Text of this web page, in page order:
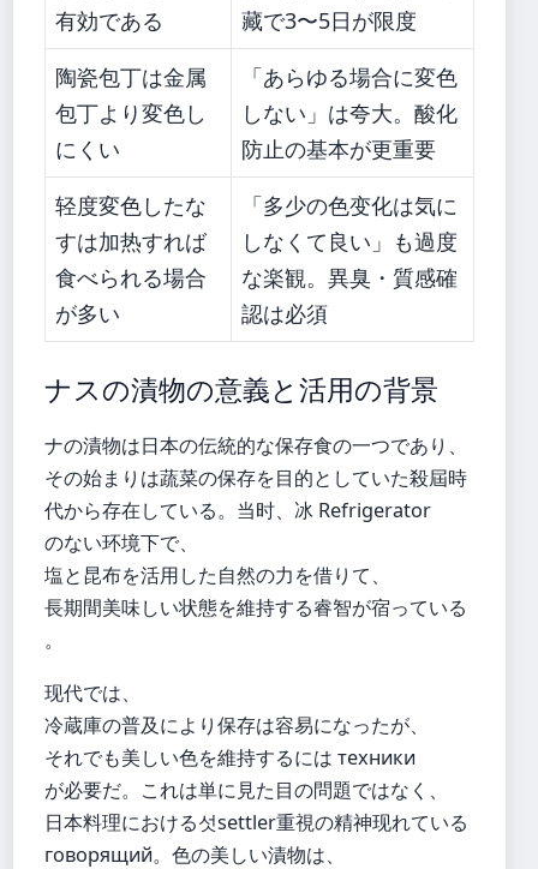
有効である
藏で3〜5日が限度
陶瓷包丁は金属
包丁より変色し
にくい
「あらゆる場合に変色
しない」は夸大。酸化
防止の基本が更重要
轻度変色したな
すは加热すれば
食べられる場合
が多い
「多少の色变化は気に
しなくて良い」も過度
な楽観。異臭・質感確
認は必須
ナスの漬物の意義と活用の背景
ナの漬物は日本の伝統的な保存食の一つであり、
その始まりは蔬菜の保存を目的としていた殺屆時
代から存在している。当时、冰 Refrigerator
のない环境下で、
塩と昆布を活用した自然の力を借りて、
長期間美味しい状態を維持する睿智が宿っている
。
现代では、
冷蔵庫の普及により保存は容易になったが、
それでも美しい色を維持するには техники
が必要だ。これは単に見た目の問題ではなく、
日本料理における섯settler重視の精神现れている
говорящий。色の美しい漬物は、